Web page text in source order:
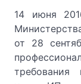
14 июня
от 28